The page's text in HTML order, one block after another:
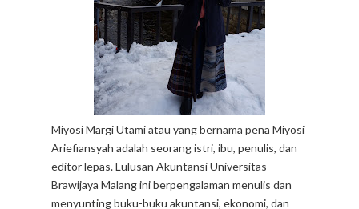
Miyosi Margi Utami atau yang bernama pena Miyosi
Ariefiansyah adalah seorang istri, ibu, penulis, dan
editor lepas. Lulusan Akuntansi Universitas
Brawijaya Malang ini berpengalaman menulis dan
menyunting buku-buku akuntansi, ekonomi, dan